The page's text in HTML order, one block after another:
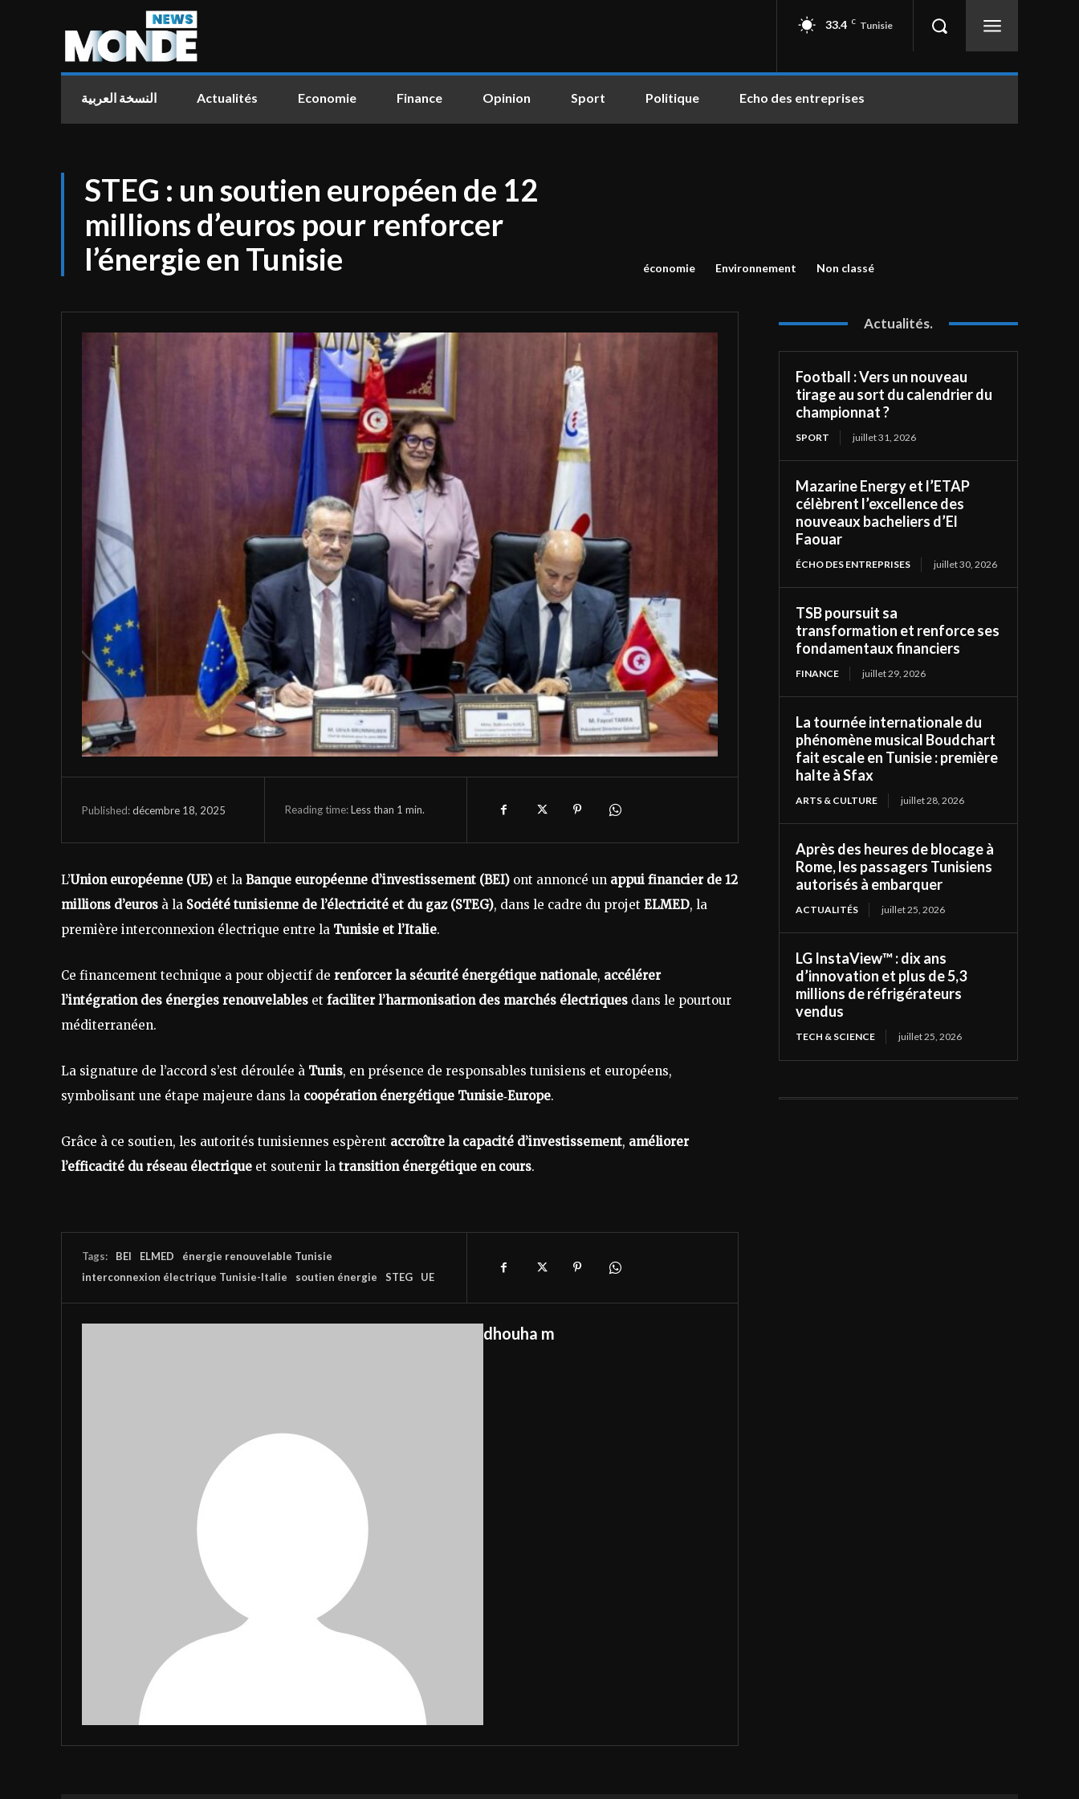
33.4 C Tunisie
النسخة العربية Actualités Economie Finance Opinion Sport Politique Echo des entreprises
STEG : un soutien européen de 12
millions d’euros pour renforcer
l’énergie en Tunisie
économie Environnement Non classé
Published:décembre 18, 2025 Reading time:Less than 1 min.
L’Union européenne (UE) et la Banque européenne d’investissement (BEI) ont annoncé un appui financier de 12
millions d’euros à la Société tunisienne de l’électricité et du gaz (STEG), dans le cadre du projet ELMED, la
première interconnexion électrique entre la Tunisie et l’Italie.
Ce financement technique a pour objectif de renforcer la sécurité énergétique nationale, accélérer
l’intégration des énergies renouvelables et faciliter l’harmonisation des marchés électriques dans le pourtour
méditerranéen.
La signature de l’accord s’est déroulée à Tunis, en présence de responsables tunisiens et européens,
symbolisant une étape majeure dans la coopération énergétique Tunisie‑Europe.
Grâce à ce soutien, les autorités tunisiennes espèrent accroître la capacité d’investissement, améliorer
l’efficacité du réseau électrique et soutenir la transition énergétique en cours.
Tags: BEI ELMED
énergie renouvelable Tunisie
interconnexion électrique Tunisie-Italie
soutien énergie STEG UE
dhouha m
Actualités.
Football : Vers un nouveau
tirage au sort du calendrier du
championnat ?
SPORT juillet 31, 2026
Mazarine Energy et l’ETAP
célèbrent l’excellence des
nouveaux bacheliers d’El
Faouar
ÉCHO DES ENTREPRISES juillet 30, 2026
TSB poursuit sa
transformation et renforce ses
fondamentaux financiers
FINANCE juillet 29, 2026
La tournée internationale du
phénomène musical Boudchart
fait escale en Tunisie : première
halte à Sfax
ARTS & CULTURE juillet 28, 2026
Après des heures de blocage à
Rome, les passagers Tunisiens
autorisés à embarquer
ACTUALITÉS juillet 25, 2026
LG InstaView™ : dix ans
d’innovation et plus de 5,3
millions de réfrigérateurs
vendus
TECH & SCIENCE juillet 25, 2026